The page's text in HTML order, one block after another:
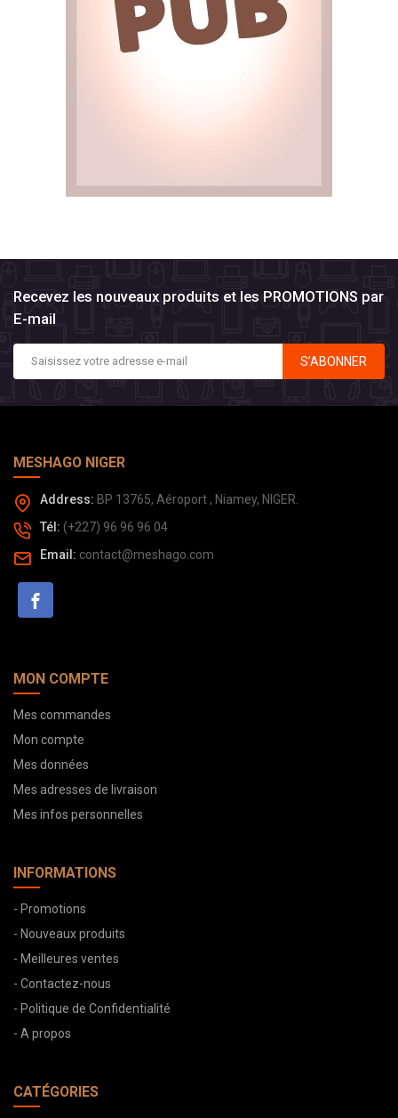
Recevez les nouveaux produits et les PROMOTIONS par
E-mail
S’ABONNER
MESHAGO NIGER
Address: BP 13765, Aéroport , Niamey, NIGER.
Tél: (+227) 96 96 96 04
Email: contact@meshago.com
MON COMPTE
Mes commandes
Mon compte
Mes données
Mes adresses de livraison
Mes infos personnelles
INFORMATIONS
- Promotions
- Nouveaux produits
- Meilleures ventes
- Contactez-nous
- Politique de Confidentialité
- A propos
CATÉGORIES